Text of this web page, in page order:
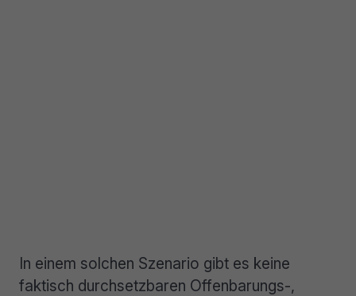
In einem solchen Szenario gibt es keine
faktisch durchsetzbaren Offenbarungs-,